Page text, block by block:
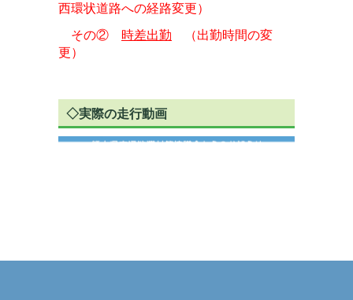
西環状道路への経路変更）
その② 時差出勤 （出勤時間の変
更）
◇実際の走行動画